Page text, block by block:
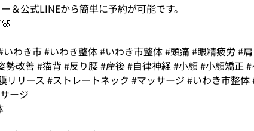
＆公式LINEから簡単に予約が可能です。
いわき市#いわき整体#いわき市整体#頭痛#眼精疲労 #
勢改善#猫背 #反り腰#産後#自律神経#小顔#小顔矯正 #
リリース #ストレートネック #マッサージ #いわき市整体
ージ